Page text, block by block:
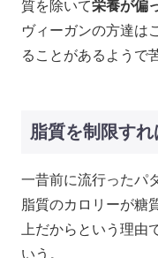
質を除いて栄養が偏
ヴィーガンの方達は
ることがあるようで
脂質を制限す
一昔前に流行ったパ
脂質のカロリーが糖
上だからという理由
いう。